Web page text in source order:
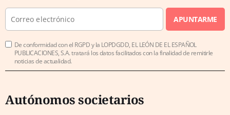
APUNTARME
De conformidad con el RGPD y la LOPDGDD, EL LEÓN DE EL ESPAÑOL
PUBLICACIONES, S.A. tratará los datos facilitados con la finalidad de remitirle
noticias de actualidad.
Autónomos societarios